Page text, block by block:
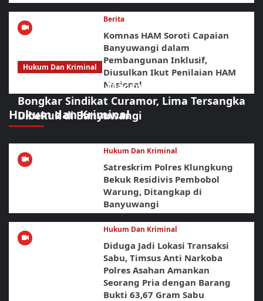
Berita
Komnas HAM Soroti Capaian
Banyuwangi dalam
Pembangunan Inklusif,
Diusulkan Ikut Penilaian HAM
Nasional
Hukum dan Kriminal
Hukum Dan Kriminal
Sikat Habis! URC Macan Blambangan
Bongkar Sindikat Curamor, Lima Tersangka
Dibekuk di Banyuwangi
Hukum Dan Kriminal
Satreskrim Polres Klungkung
Bekuk Residivis Pembobol
Warung, Ditangkap di
Banyuwangi
Hukum Dan Kriminal
Diduga Jadi Lokasi Transaksi
Sabu, Timsus Anti Narkoba
Polres Asahan Amankan
Seorang Pria dengan Barang
Bukti 63,67 Gram Sabu